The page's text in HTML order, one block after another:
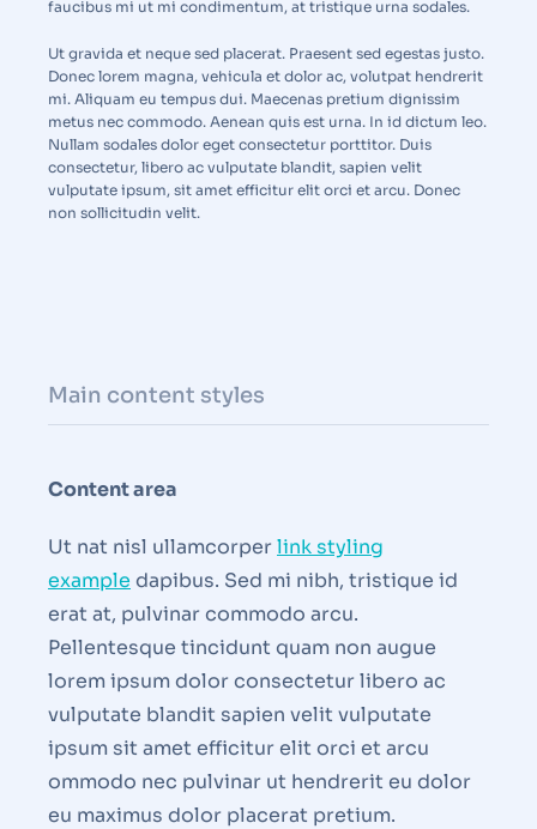
faucibus mi ut mi condimentum, at tristique urna sodales.
Ut gravida et neque sed placerat. Praesent sed egestas justo.
Donec lorem magna, vehicula et dolor ac, volutpat hendrerit
mi. Aliquam eu tempus dui. Maecenas pretium dignissim
metus nec commodo. Aenean quis est urna. In id dictum leo.
Nullam sodales dolor eget consectetur porttitor. Duis
consectetur, libero ac vulputate blandit, sapien velit
vulputate ipsum, sit amet efficitur elit orci et arcu. Donec
non sollicitudin velit.
Main content styles
Content area
Ut nat nisl ullamcorperlink styling
example dapibus. Sed mi nibh, tristique id
erat at, pulvinar commodo arcu.
Pellentesque tincidunt quam non augue
lorem ipsum dolor consectetur libero ac
vulputate blandit sapien velit vulputate
ipsum sit amet efficitur elit orci et arcu
ommodo nec pulvinar ut hendrerit eu dolor
eu maximus dolor placerat pretium.